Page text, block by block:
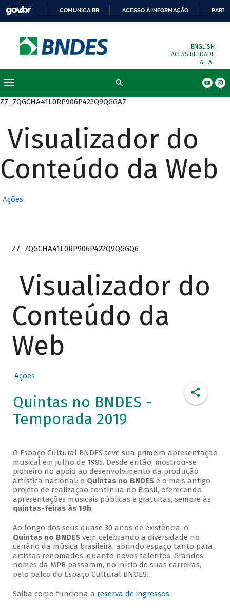
COMUNICA BR ACESSO À INFORMAÇÃO
ENGLISH
ACESSIBILIDADE
A+ A-
Z7_7QGCHA41L0RP906P422Q9QGGA7
Visualizador do
Conteúdo da Web
Ações
Z7_7QGCHA41L0RP906P422Q9QGGQ6
Visualizador do
Conteúdo da
Web
Ações
Quintas no BNDES -
Temporada 2019
O Espaço Cultural BNDES teve sua primeira apresentação
musical em julho de 1985. Desde então, mostrou-se
pioneiro no apoio ao desenvolvimento da produção
artística nacional: o Quintas no BNDESé o mais antigo
projeto de realização contínua no Brasil, oferecendo
apresentações musicais públicas e gratuitas, sempre às
quintas-feiras às 19h.
Ao longo dos seus quase 30 anos de existência, o
Quintas no BNDESvem celebrando a diversidade no
cenário da música brasileira, abrindo espaço tanto para
artistas renomados, quanto novos talentos. Grandes
nomes da MPB passaram, no início de suas carreiras,
pelo palco do Espaço Cultural BNDES.
Saiba como funciona a reserva de ingressos.